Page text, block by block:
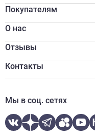
Доставка
Распил
Покупателям
Для бизнеса
Оплата наличными
Обмен и возврат
Онлайн оплата
Онлайн кредитование
О нас
Сертификаты
Новости
Отзывы
Контакты
Отзывы
Контакты
Ежедневно:08:00-20:00
WhatsApp
Telegram
Мы в соц. сетях